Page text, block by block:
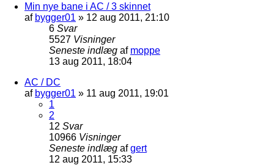
Min nye bane i AC / 3 skinnet
af bygger01 » 12 aug 2011, 21:10
6 Svar
5527 Visninger
Seneste indlæg af moppe
13 aug 2011, 18:04
AC / DC
af bygger01 » 11 aug 2011, 19:01
1
2
12 Svar
10966 Visninger
Seneste indlæg afgert
12 aug 2011, 15:33